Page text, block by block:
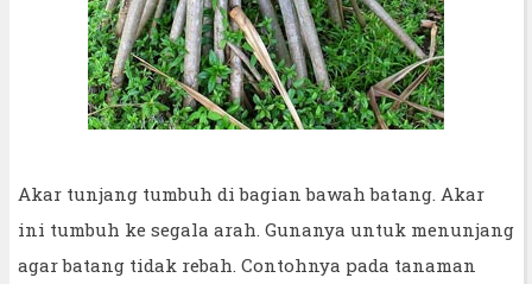
Akar tunjang tumbuh di bagian bawah batang. Akar
ini tumbuh ke segala arah. Gunanya untuk menunjang
agar batang tidak rebah. Contohnya pada tanaman